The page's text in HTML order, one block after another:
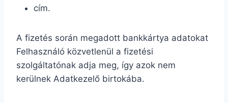
cím.
A fizetés során megadott bankkártya adatokat
Felhasználó közvetlenül a fizetési
szolgáltatónak adja meg, így azok nem
kerülnek Adatkezelő birtokába.